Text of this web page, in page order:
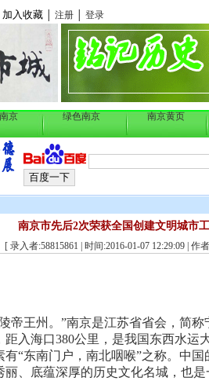
加入收藏│ 注册│ 登录
京 南京黄页
绿色南京
南京市先后2次荣获全国创建文明城市
[ 录入者:58815861 | 时间:2016-01-07 12:29:09 | 作
王州。”南京是江苏省省会，简称
距入海口380公里，是我国东西水
“东南门户，南北咽喉”之称。中
底蕴深厚的历史文化名城，也是